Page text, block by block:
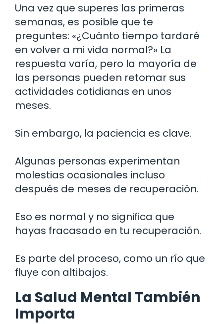
Una vez que superes las primeras
semanas, es posible que te
preguntes: «¿Cuánto tiempo tardaré
en volver a mi vida normal?» La
respuesta varía, pero la mayoría de
las personas pueden retomar sus
actividades cotidianas en unos
meses.
Sin embargo, la paciencia es clave.
Algunas personas experimentan
molestias ocasionales incluso
después de meses de recuperación.
Eso es normal y no significa que
hayas fracasado en tu recuperación.
Es parte del proceso, como un río que
fluye con altibajos.
La Salud Mental También
Importa